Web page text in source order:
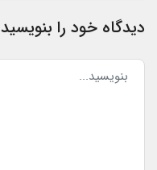
دیدگاه خود را بنویسید